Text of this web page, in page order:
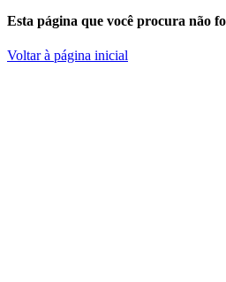
Esta página que você procura não
Voltar à página inicial